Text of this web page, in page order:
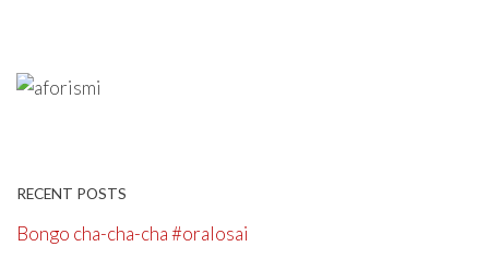
RECENT POSTS
Bongo cha-cha-cha #oralosai